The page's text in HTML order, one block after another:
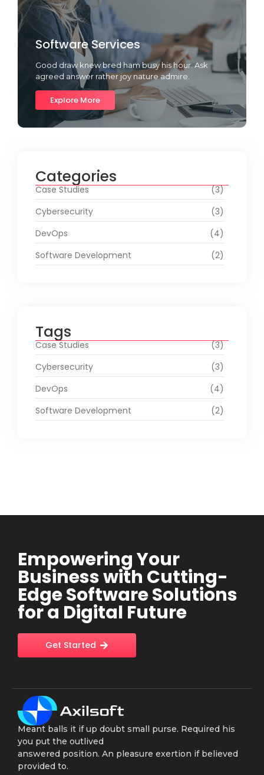
Software Services
Good draw knew bred ham busy his hour. Ask
agreed answer rather joy nature admire.
Explore More
Categories
Case Studies
(3)
Cybersecurity
(3)
DevOps
(4)
Software Development
(2)
Tags
Case Studies
(3)
Cybersecurity
(3)
DevOps
(4)
Software Development
(2)
Empowering Your
Business with Cutting-
Edge Software Solutions
for a Digital Future
Get Started
Meant balls it if up doubt small purse. Required his
you put the outlived
answered position. An pleasure exertion if believed
provided to.